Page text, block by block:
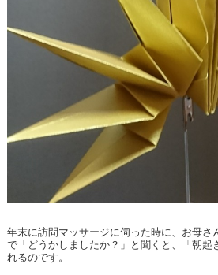
年末に訪問マッサージに伺った時に、お母さ
で「どうかしましたか？」と聞くと、「朝
れるのです。